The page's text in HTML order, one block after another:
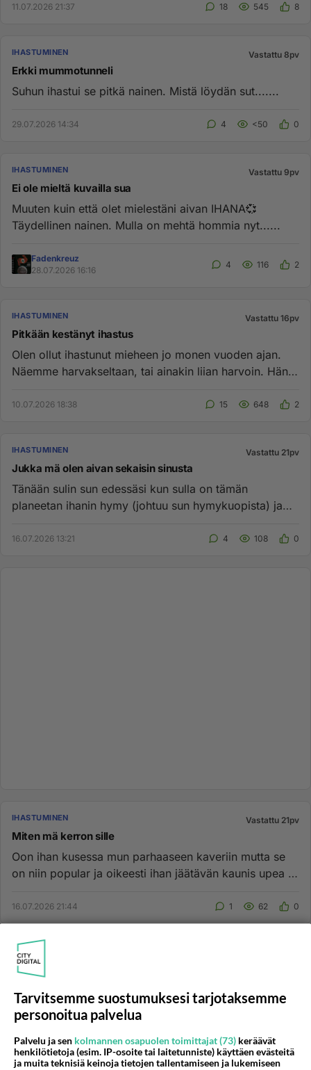
11.07.2026 21:37 18 545 8
IHASTUMINEN Vastattu 8pv
Erkki mummotunneli
Suhun ihastui se pitkä nainen. Mistä löydän sut.......
29.07.2026 14:34 4 <50 0
IHASTUMINEN Vastattu 9pv
Ei ole mieltä kuvailla sua
Muuten kuin että olet mielestäni aivan IHANA💞
Täydellinen nainen. Mulla on mehtä hommia nyt......
Fadenkreuz
28.07.2026 16:16
4 116 2
IHASTUMINEN Vastattu 16pv
Pitkään kestänyt ihastus
Olen ollut ihastunut mieheen jo monen vuoden ajan.
Näemme harvakseltaan, tai ainakin liian harvoin. Hän
10.07.2026 18:38 15 648 2
IHASTUMINEN Vastattu 21pv
Jukka mä olen aivan sekaisin sinusta
Tänään sulin sun edessäsi kun sulla on tämän
planeetan ihanin hymy (johtuu sun hymykuopista) ja
16.07.2026 13:21 4 108 0
IHASTUMINEN Vastattu 21pv
Miten mä kerron sille
Oon ihan kusessa mun parhaaseen kaveriin mutta se
on niin popular ja oikeesti ihan jäätävän kaunis upea ja
16.07.2026 21:44 1 62 0
IHASTUMINEN
Näin vanhemmiten kun ihastuu
se tapahtuu hiljalleen, hissukseen ja hyvin
peruuttamattomasti. Toivottavasti ei sentäs ihan
jatkuvlla syötöllä ihasteli...
Mummunen
13.02.2026 08:42
8 343
Tarvitsemme suostumuksesi tarjotaksemme
personoitua palvelua
Palvelu ja sen kolmannen osapuolen toimittajat (73) keräävät
henkilötietoja (esim. IP-osoite tai laitetunniste) käyttäen evästeitä
ja muita teknisiä keinoja tietojen tallentamiseen ja lukemiseen